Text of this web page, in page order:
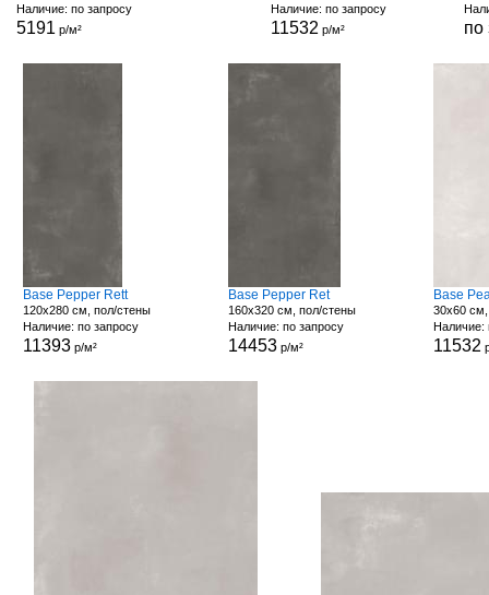
Наличие: по запросу
5191 р/м²
Наличие: по запросу
11532 р/м² по
Base Pepper Rett
120x280 см, пол/стены
Наличие: по запросу
11393р/м²
Base Pepper Ret
160x320 см, пол/стены
Наличие: по запросу
14453 р/м²
Base
30x60
Наличие:
11532